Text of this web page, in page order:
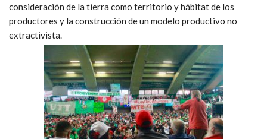
consideración de la tierra como territorio y hábitat de los
productores y la construcción de un modelo productivo no
extractivista.